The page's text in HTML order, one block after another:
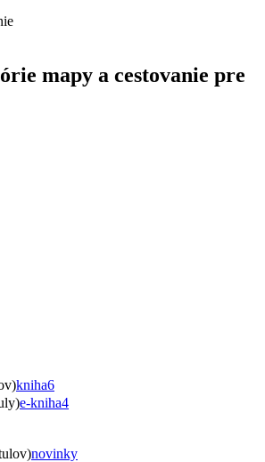
mapy a cestovanie pre
kniha6
e-kniha4
novinky